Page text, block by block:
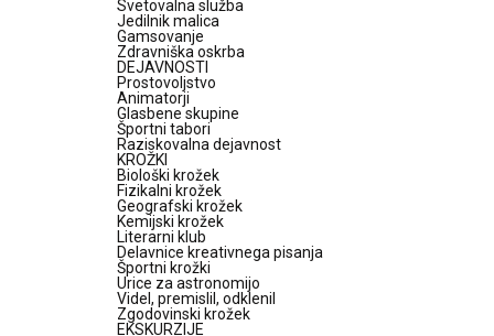
Svetovalna služba
Jedilnik malica
Gamsovanje
Zdravniška oskrba
DEJAVNOSTI
Prostovoljstvo
Animatorji
Glasbene skupine
Športni tabori
Raziskovalna dejavnost
KROŽKI
Biološki krožek
Fizikalni krožek
Geografski krožek
Kemijski krožek
Literarni klub
Delavnice kreativnega pisanja
Športni krožki
Urice za astronomijo
Videl, premislil, odklenil
Zgodovinski krožek
EKSKURZIJE